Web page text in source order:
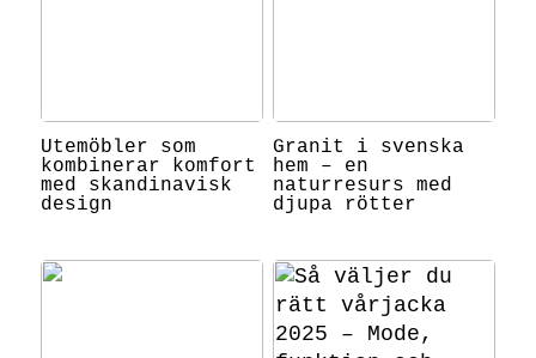
Utemöbler som
kombinerar komfort
med skandinavisk
design
Granit i svenska
hem – en
naturresurs med
djupa rötter